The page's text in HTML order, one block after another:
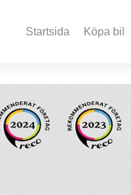
Startsida Köpa bil